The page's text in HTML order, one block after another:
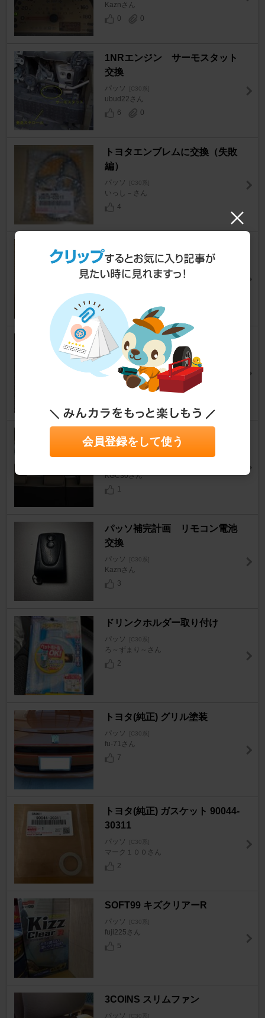
Kaznさん
0
0
1NRエンジン サーモスタット
交換
パッソ [C30系]
ubud22さん
6
0
トヨタエンブレムに交換（失敗
編）
パッソ [C30系]
いっし－さん
4
１ ファンベルト交換
パッソ [C30系]
キーレス電池交換‼
パッソ [C30系]
こーすけ@GE6さん
20
KGC30 後期 HANA用 リ
アシート
KGC30さん
1
パッソ補完計画 リモコン電池
交換
パッソ [C30系]
Kaznさん
3
ドリンクホルダー取り付け
パッソ [C30系]
ろ～ずまり～さん
2
トヨタ(純正) グリル塗装
パッソ [C30系]
fu-71さん
7
トヨタ(純正) ガスケット 90044-
30311
パッソ [C30系]
マーク１００さん
2
SOFT99 キズクリアーR
パッソ [C30系]
fuji225さん
5
3COINS スリムファン
パッソ [C30系]
会員登録をして使う